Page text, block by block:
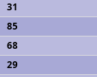
31
85
68
29